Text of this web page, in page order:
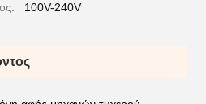
100V-240V